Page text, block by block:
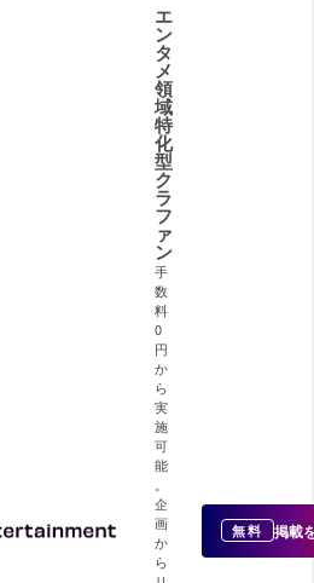
エ
ン
タ
メ
領
域
特
化
型
ク
ラ
フ
ァ
ン
手
数
料
0
円
か
ら
実
施
可
能
企
画
か
ら
無料 掲載